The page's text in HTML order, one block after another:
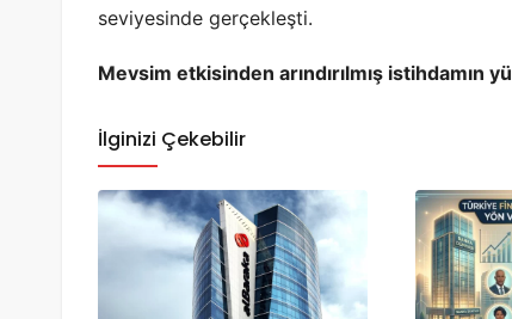
seviyesinde gerçekleşti.
Mevsim etkisinden arındırılmış istihdamın
İlginizi Çekebilir